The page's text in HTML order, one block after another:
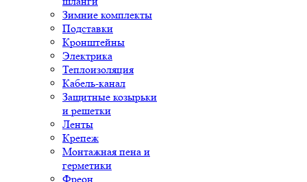
Зимние комплекты
Подставки
Кронштейны
Электрика
Теплоизоляция
Кабель-канал
Защитные козырьки
и решетки
Ленты
Крепеж
Монтажная пена и
герметики
Фреон